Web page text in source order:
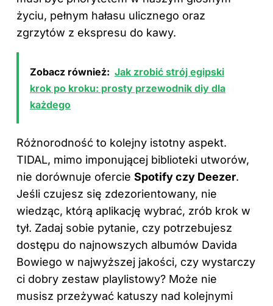
życiu, pełnym hałasu ulicznego oraz
zgrzytów z ekspresu do kawy.
Zobacz również: Jak zrobić strój egipski
krok po kroku: prosty przewodnik diy dla
każdego
Różnorodność to kolejny istotny aspekt.
TIDAL, mimo imponującej biblioteki utworów,
nie dorównuje ofercie Spotify czy Deezer.
Jeśli czujesz się zdezorientowany, nie
wiedząc, którą aplikację wybrać, zrób krok w
tył. Zadaj sobie pytanie, czy potrzebujesz
dostępu do najnowszych albumów Davida
Bowiego w najwyższej jakości, czy wystarczy
ci dobry zestaw playlistowy? Może nie
musisz przeżywać katuszy nad kolejnymi